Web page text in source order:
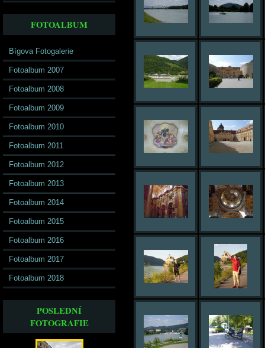
FOTOALBUM
Bígova Fotogalerie
Fotoalbum 2007
Fotoalbum 2008
Fotoalbum 2009
Fotoalbum 2010
Fotoalbum 2011
Fotoalbum 2012
Fotoalbum 2013
Fotoalbum 2014
Fotoalbum 2015
Fotoalbum 2016
Fotoalbum 2017
Fotoalbum 2018
POSLEDNÍ
FOTOGRAFIE